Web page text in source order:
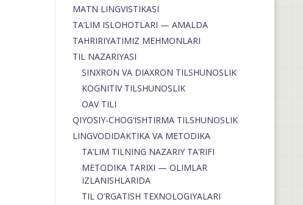
MATN LINGVISTIKASI
TA’LIM ISLOHOTLARI — AMALDA
TAHRIRIYATIMIZ MEHMONLARI
TIL NAZARIYASI
SINXRON VA DIAXRON TILSHUNOSLIK
KOGNITIV TILSHUNOSLIK
OAV TILI
QIYOSIY-CHOG‘ISHTIRMA TILSHUNOSLIK
LINGVODIDAKTIKA VA METODIKA
TA’LIM TILNING NAZARIY TA’RIFI
METODIKA TARIXI — OLIMLAR
IZLANISHLARIDA
TIL O’RGATISH TEXNOLOGIYALARI